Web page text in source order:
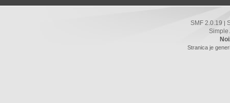
SMF 2.0.19 |
Simple
Stranica je